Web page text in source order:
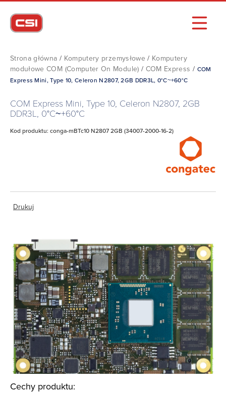
Strona główna / Komputery przemysłowe / Komputery
modułowe COM (Computer On Module) / COM Express / COM
Express Mini, Type 10, Celeron N2807, 2GB DDR3L, 0°C~+60°C
COM Express Mini, Type 10, Celeron N2807, 2GB
DDR3L, 0°C~+60°C
Kod produktu: conga-mBTc10 N2807 2GB (34007-2000-16-2)
Drukuj
Cechy produktu: